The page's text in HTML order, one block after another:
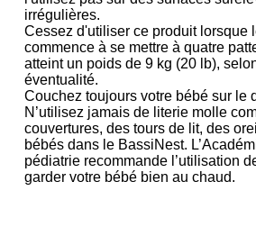
irrégulières.
Cessez d'utiliser ce produit lorsque
commence à se mettre à quatre
atteint un poids de 9 kg (20 lb),
éventualité.
Couchez toujours votre bébé sur le
N’utilisez jamais de literie molle
couvertures, des tours de lit, des
bébés dans le BassiNest.
pédiatrie recommande l’utilisation
garder votre bébé bien au chaud.